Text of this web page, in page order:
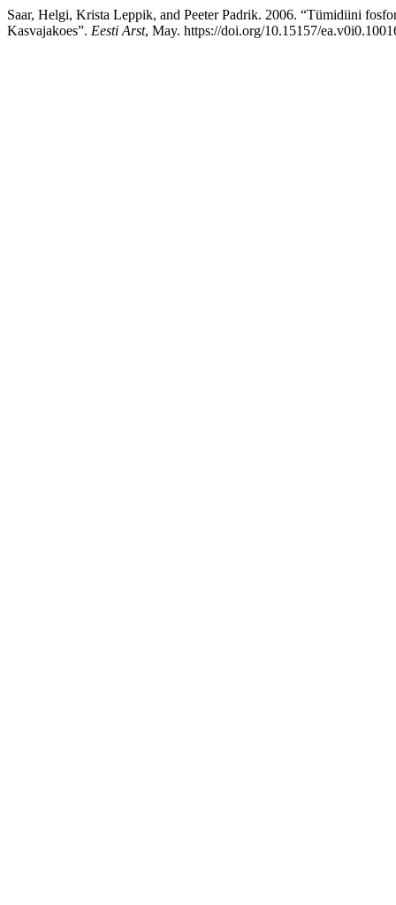
Saar, Helgi, Krista Leppik, and Peeter Padrik. 2006. “Tümidiini
Kasvajakoes”. Eesti Arst, May. https://doi.org/10.15157/